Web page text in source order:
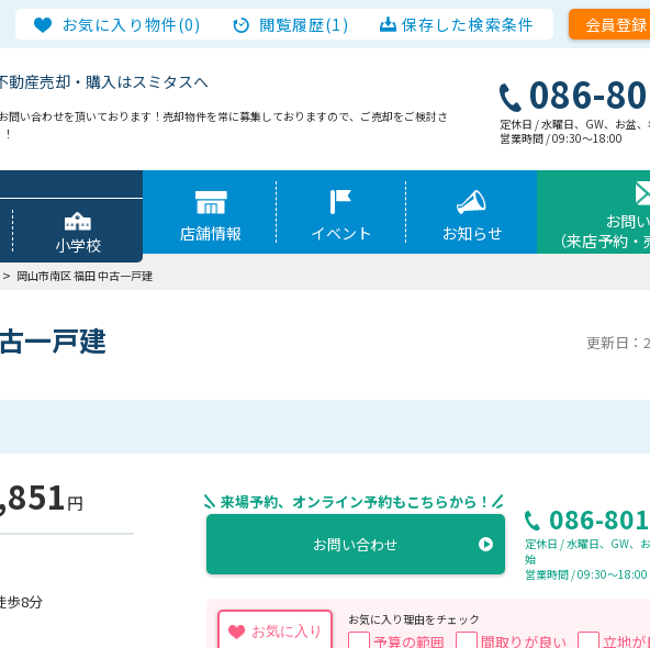
お気に入り物件(0) 閲覧履歴(1) 保存した検索条件 会員登録
動産売却・購入はスミタスへ
い合わせを頂いております！売却物件を常に募集しておりますので、ご売却をご検討さ
086-
定休日 / 水曜日、GW、お盆
営業時間 / 09:30〜18:00
小学校
店舗情報 イベント お知らせ
お問
（来店予約・
岡山市南区 福田 中古一戸建
一戸建 更新日：
円
歩8分
来場予約、オンライン予約もこちらから！
お問い合わせ
086-
定休日 / 水曜日、GW、
始
営業時間 / 09:30〜18:00
お気に入り
お気に入り理由をチェック
予算の範囲 間取りが良い
立地が